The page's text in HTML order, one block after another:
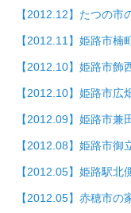
【2012.12】たつの市
【2012.11】姫路市楠
【2012.10】姫路市飾
【2012.10】姫路市広
【2012.09】姫路市兼
【2012.08】姫路市御
【2012.05】姫路駅北
【2012.05】赤穂市の